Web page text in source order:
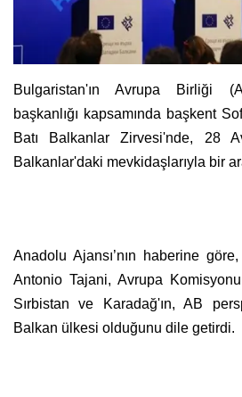
Bulgaristan'ın Avrupa Birliği
başkanlığı kapsamında başkent
Batı Balkanlar Zirvesi'nde, 28
Balkanlar'daki mevkidaşlarıyla bir
Anadolu Ajansı’nın haberine
Antonio Tajani, Avrupa
Sırbistan ve Karadağ'ın, AB
Balkan ülkesi olduğunu dile getirdi.